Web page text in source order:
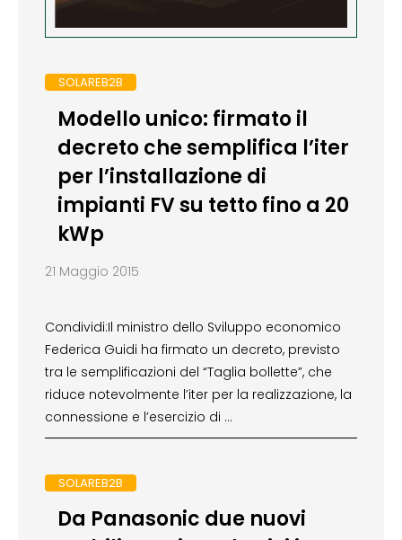
SOLAREB2B
Modello unico: firmato il
decreto che semplifica l’iter
per l’installazione di
impianti FV su tetto fino a 20
kWp
21 Maggio 2015
Condividi:Il ministro dello Sviluppo economico
Federica Guidi ha firmato un decreto, previsto
tra le semplificazioni del “Taglia bollette”, che
riduce notevolmente l’iter per la realizzazione, la
connessione e l’esercizio di …
SOLAREB2B
Da Panasonic due nuovi